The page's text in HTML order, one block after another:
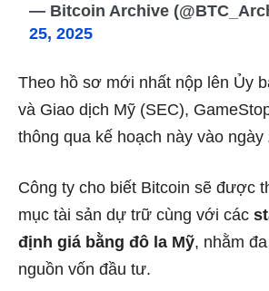
— Bitcoin Archive
25, 2025
Theo hồ sơ mới nhất nộp lên Ủy
và Giao dịch Mỹ (SEC),
thông qua kế hoạch này vào ngày
Công ty cho biết Bitcoin sẽ được
mục tài sản dự trữ cùng với các
định giá bằng đô la Mỹ, nhằm
nguồn vốn đầu tư.